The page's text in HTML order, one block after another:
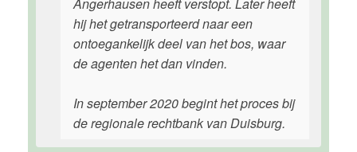
hij het getransporteerd naar een
ontoegankelijk deel van het bos, waar
de agenten het dan vinden.
In september 2020 begint het proces bij
de regionale rechtbank van Duisburg.